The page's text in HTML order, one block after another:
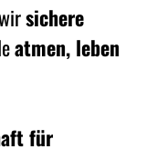
sichere
atmen, leben
für